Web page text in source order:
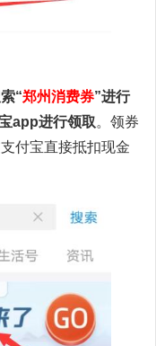
“郑州消费券”进行
app进行领取。领券
付宝直接抵扣现金